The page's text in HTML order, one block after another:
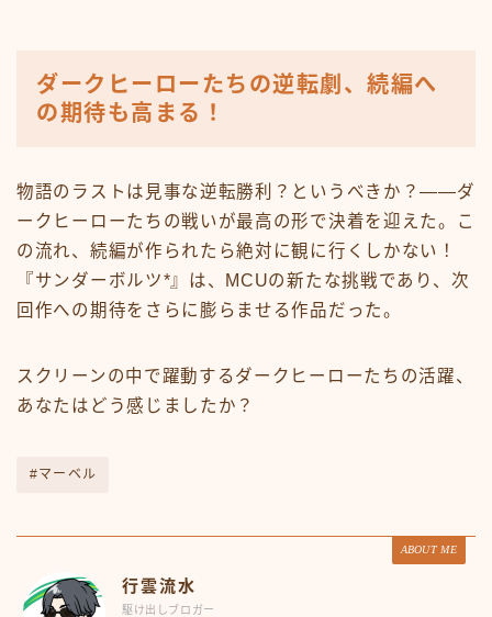
ダークヒーローたちの逆転劇、続編へ
の期待も高まる！
物語のラストは見事な逆転勝利？というべきか？――ダ
ークヒーローたちの戦いが最高の形で決着を迎えた。こ
の流れ、続編が作られたら絶対に観に行くしかない！
『サンダーボルツ*』は、MCUの新たな挑戦であり、次
回作への期待をさらに膨らませる作品だった。
スクリーンの中で躍動するダークヒーローたちの活躍、
あなたはどう感じましたか？
#マーベル
ABOUT ME
行雲流水
駆け出しブロガー